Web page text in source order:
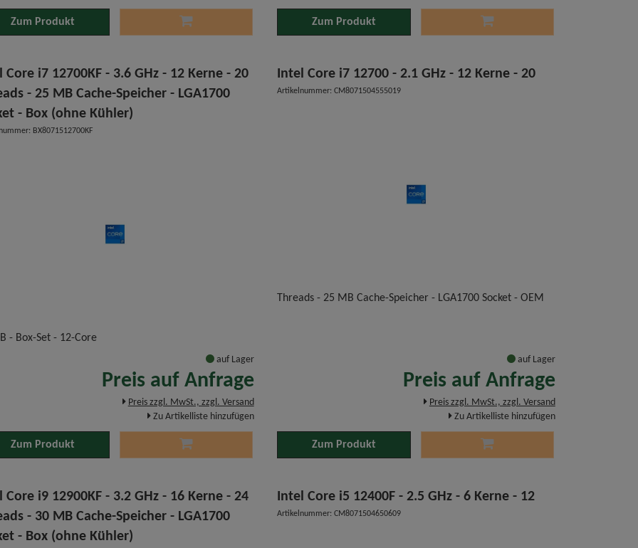
Zum Produkt Zum Produkt
Core i7 12700KF - 3.6 GHz - 12 Kerne - 20
- 25 MB Cache-Speicher - LGA1700
- Box (ohne Kühler)
BX8071512700KF
- Box-Set - 12-Core
auf Lager
Preis auf Anfrage
Preis zzgl. MwSt., zzgl. Versand
Zu Artikelliste hinzufügen
Zum Produkt
Intel Core i7 12700 - 2.1 GHz - 12 Kerne - 20
Artikelnummer: CM8071504555019
Threads - 25 MB Cache-Speicher - LGA1700 Socket - OEM
auf Lager
Preis auf Anfrage
Preis zzgl. MwSt., zzgl. Versand
Zu Artikelliste hinzufügen
Zum Produkt
Core i9 12900KF - 3.2 GHz - 16 Kerne - 24
- 30 MB Cache-Speicher - LGA1700
- Box (ohne Kühler)
Intel Core i5 12400F - 2.5 GHz - 6 Kerne - 12
Artikelnummer: CM8071504650609